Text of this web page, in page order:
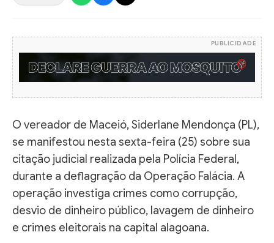
PUBLICIDADE
O vereador de Maceió, Siderlane Mendonça (PL),
se manifestou nesta sexta-feira (25) sobre sua
citação judicial realizada pela Polícia Federal,
durante a deflagração da Operação Falácia. A
operação investiga crimes como corrupção,
desvio de dinheiro público, lavagem de dinheiro
e crimes eleitorais na capital alagoana.